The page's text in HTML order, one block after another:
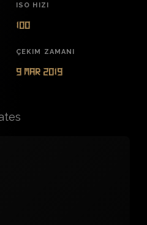
ISO HIZI
100
ÇEKIM ZAMANI
9 Mar 2019